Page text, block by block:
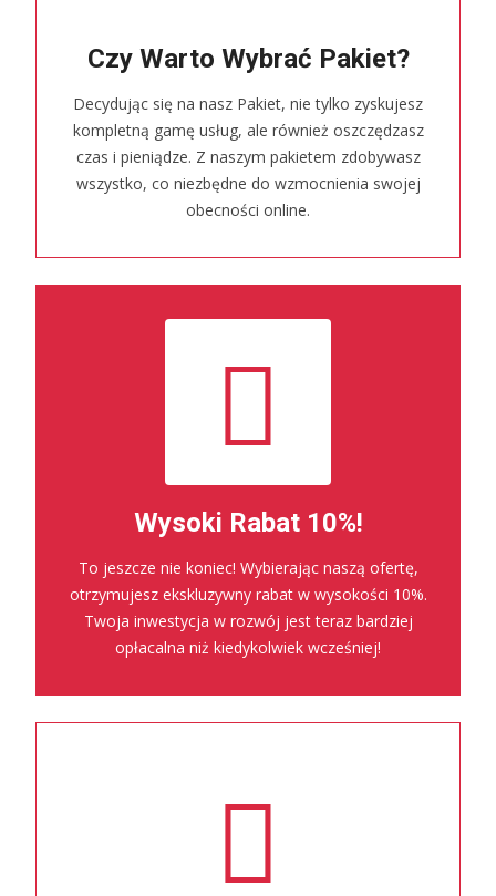
Czy Warto Wybrać Pakiet?
Decydując się na nasz Pakiet, nie tylko zyskujesz
kompletną gamę usług, ale również oszczędzasz
czas i pieniądze. Z naszym pakietem zdobywasz
wszystko, co niezbędne do wzmocnienia swojej
obecności online.
Wysoki Rabat 10%!
To jeszcze nie koniec! Wybierając naszą ofertę,
otrzymujesz ekskluzywny rabat w wysokości 10%.
Twoja inwestycja w rozwój jest teraz bardziej
opłacalna niż kiedykolwiek wcześniej!